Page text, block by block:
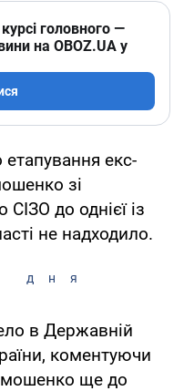
головного —
на OBOZ.UA у
етапування екс-
зі
до однієї із
не надходило.
дня
в Державній
коментуючи
ще до